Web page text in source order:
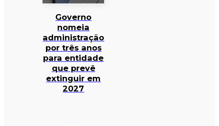
Governo
nomeia
administração
por três anos
para entidade
que prevê
extinguir em
2027